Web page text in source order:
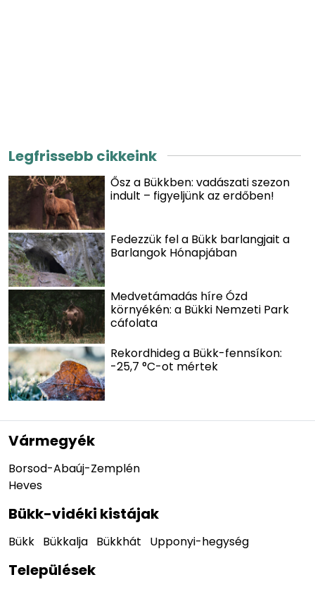
Legfrissebb cikkeink
Ősz a Bükkben: vadászati szezon
indult – figyeljünk az erdőben!
Fedezzük fel a Bükk barlangjait a
Barlangok Hónapjában
Medvetámadás híre Ózd
környékén: a Bükki Nemzeti Park
cáfolata
Rekordhideg a Bükk-fennsíkon:
-25,7 °C-ot mértek
Vármegyék
Borsod-Abaúj-Zemplén
Heves
Bükk-vidéki kistájak
Bükk Bükkalja Bükkhát Upponyi-hegység
Települések